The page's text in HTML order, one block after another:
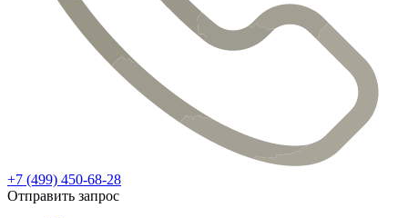
+7 (499) 450-68-28
Отправить запрос